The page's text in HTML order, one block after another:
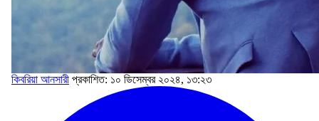
কিবরিয়া আনসারী প্রকাশিত: ১০ ডিসেম্বর ২০২৪, ১৩:২৩